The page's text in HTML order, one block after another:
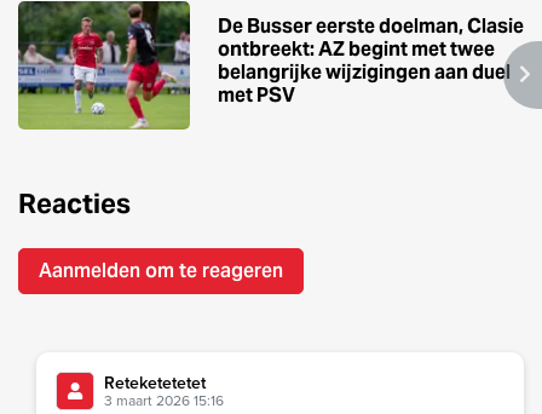
De Busser eerste doelman, Clasie
ontbreekt: AZ begint met twee
belangrijke wijzigingen aan duel
met PSV
Reacties
Aanmelden om te reageren
Reteketetetet
3 maart 2026 15:16